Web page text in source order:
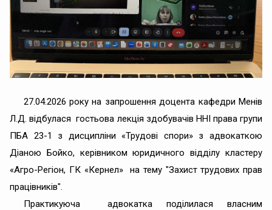
27.04.2026 року на запрошення доцента кафедри Менів
Л.Д. відбулася гостьова лекція здобувачів ННІ права групи
ПБА 23-1 з дисципліни «Трудові спори» з адвокаткою
Діаною Бойко, керівником юридичного відділу кластеру
«Агро-Регіон, ГК «Кернел» на тему "Захист трудових прав
працівників".
Практикуюча адвокатка поділилася власним